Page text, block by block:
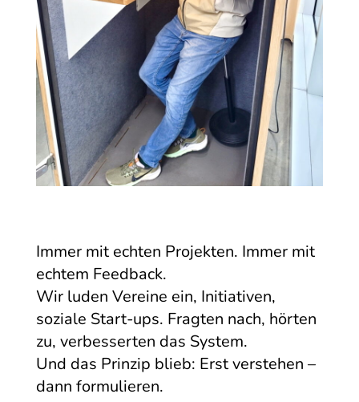
Immer mit echten Projekten. Immer mit
echtem Feedback.
Wir luden Vereine ein, Initiativen,
soziale Start-ups. Fragten nach, hörten
zu, verbesserten das System.
Und das Prinzip blieb: Erst verstehen –
dann formulieren.